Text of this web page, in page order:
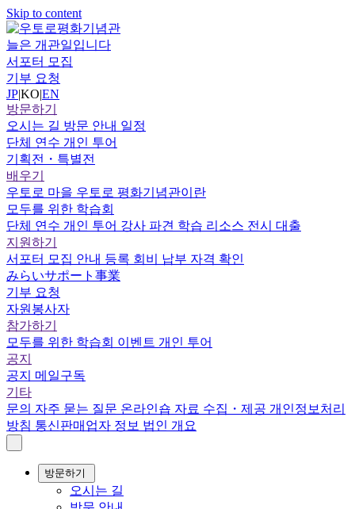
Skip to content
늘은 개관일입니다
서포터 모집
기부 요청
JP|KO|EN
방문하기
오시는 길 방문 안내 일정
단체 연수 개인 투어
기획전・특별전
배우기
우토로 마을 우토로 평화기념관이란
모두를 위한 학습회
단체 연수 개인 투어 강사 파견 학습 리소스 전시 대출
지원하기
서포터 모집 안내 등록 회비 납부 자격 확인
みらいサポート事業
기부 요청
자원봉사자
참가하기
모두를 위한 학습회 이벤트 개인 투어
공지
공지 메일구독
기타
문의 자주 묻는 질문 온라인숍 자료 수집・제공 개인정보처리
방침 통신판매업자 정보 법인 개요
방문하기
오시는 길